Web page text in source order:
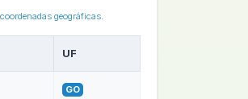
geográficas.
UF
GO